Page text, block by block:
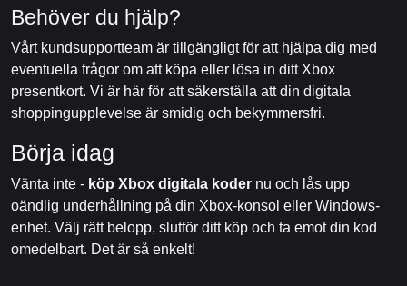
Behöver du hjälp?
Vårt kundsupportteam är tillgängligt för att hjälpa dig med
eventuella frågor om att köpa eller lösa in ditt Xbox
presentkort. Vi är här för att säkerställa att din digitala
shoppingupplevelse är smidig och bekymmersfri.
Börja idag
Vänta inte - köp Xbox digitala koder nu och lås upp
oändlig underhållning på din Xbox-konsol eller Windows-
enhet. Välj rätt belopp, slutför ditt köp och ta emot din kod
omedelbart. Det är så enkelt!